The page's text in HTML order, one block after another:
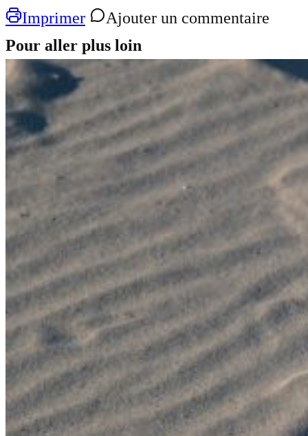
Imprimer
Ajouter un commentaire
Pour aller plus loin